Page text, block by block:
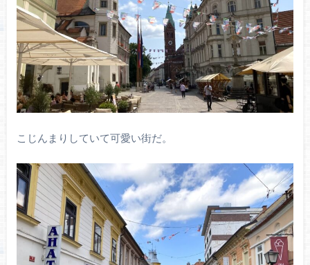
こじんまりしていて可愛い街だ。